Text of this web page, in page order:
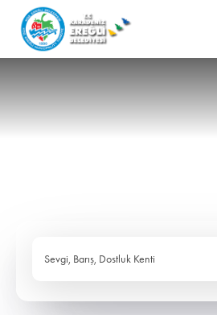
Sevgi, Barış, Dostluk Kenti